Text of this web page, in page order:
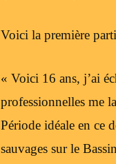
Voici la première
« Voici 16 ans, j’ai
professionnelles me
Période idéale en ce
sauvages sur le